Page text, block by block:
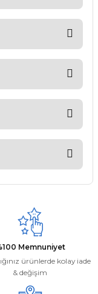
Memnuniyet
ürünlerde kolay iade
& değişim